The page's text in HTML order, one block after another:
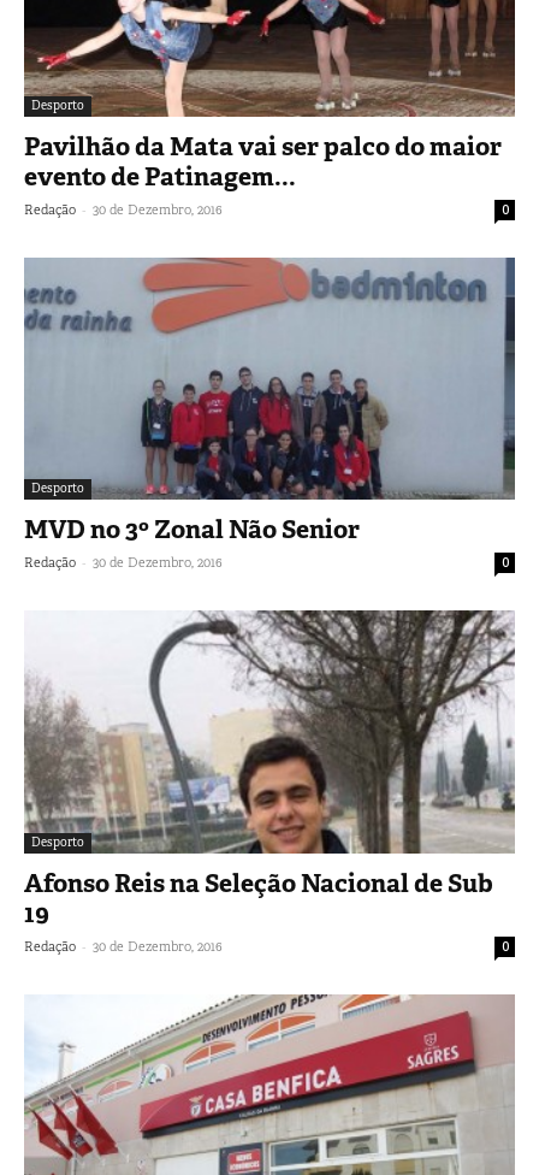
Desporto
Pavilhão da Mata vai ser palco do maior
evento de Patinagem...
Redação - 30 de Dezembro, 2016 0
Desporto
MVD no 3º Zonal Não Senior
Redação - 30 de Dezembro, 2016 0
Desporto
Afonso Reis na Seleção Nacional de Sub
19
Redação - 30 de Dezembro, 2016 0